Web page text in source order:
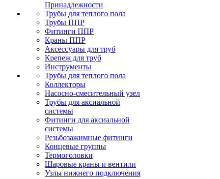
Принадлежности
Трубы для теплого пола
Трубы ППР
Фитинги ППР
Краны ППР
Аксессуары для труб
Крепеж для труб
Инструменты
Трубы для теплого пола
Коллекторы
Насосно-смесительный узел
Трубы для аксиальной
системы
Фитинги для аксиальной
системы
Резьбозажимные фитинги
Концевые группы
Термоголовки
Шаровые краны и вентили
Узлы нижнего подключения